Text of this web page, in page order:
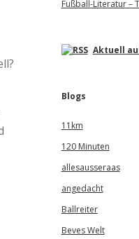
Fußball-Literatur –
Aktuell
Blogs
11km
120 Minuten
allesausseraas
angedacht
Ballreiter
Beves Welt